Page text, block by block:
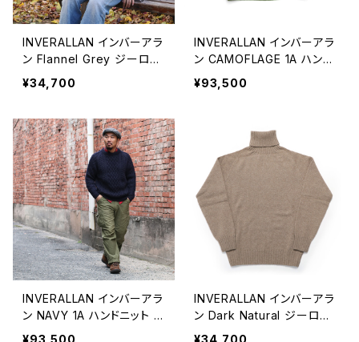
INVERALLAN インバーアラ
ン Flannel Grey ジーロン
ラムズウール タートルネッ
クセーター
¥34,700
INVERALLAN インバーアラ
ン CAMOFLAGE 1A ハンド
ニット ウール クルーネック
セーター
¥93,500
INVERALLAN インバーアラ
ン NAVY 1A ハンドニット ウ
ール クルーネックセーター
¥93,500
INVERALLAN インバーアラ
ン Dark Natural ジーロン
ラムズウール タートルネッ
¥34,700